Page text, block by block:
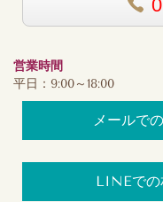
営業時間
平日：9:00～18:00
メールで
LINEでの